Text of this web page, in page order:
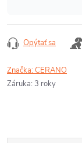
Opýtať sa
Značka:CERANO
Záruka: 3 roky